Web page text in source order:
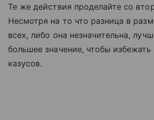
Те же действия проделайте со
Несмотря на то что разница в
всех, либо она незначительна,
большее значение, чтобы
казусов.